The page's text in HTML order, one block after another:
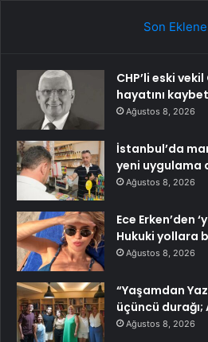
Son
CHP’li eski
hayatını
Ağustos 8, 2026
İstanbul’da
yeni uygulama
Ağustos 8, 2026
Ece Erken’den
Hukuki yollara
Ağustos 8, 2026
“Yaşamdan
üçüncü durağı;
Ağustos 8, 2026